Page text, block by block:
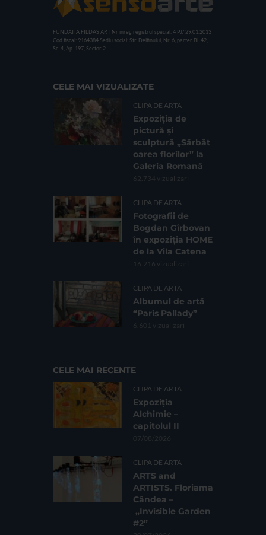
FUNDATIA FILDAS ART Nr inreg registrul special: 4 PJ/ 29.01.2013
Cod fiscal: 9164384 Sediu social: Str. Delfinului, Nr. 6, parter Bl. 42,
Sc. 4, Ap. 197, Sector 2
CELE MAI VIZUALIZATE
CLIPA DE ARTA
Expoziția de
pictură și
sculptură „Sărbăt
oarea florilor” la
Galeria Romană
62.734 vizualizari
CLIPA DE ARTA
Fotografii de
Bogdan Gîrbovan
în expoziția HOME
de la Vila Catena
16.216 vizualizari
CLIPA DE ARTA
Albumul de artă
“Paris Pallady”
6.601 vizualizari
CELE MAI RECENTE
CLIPA DE ARTA
Expoziția
Alchimie –
capitolul II
07/08/2026
CLIPA DE ARTA
ARTS and
ARTISTS. Floriama
Cândea –
„Invisible Garden
#2”